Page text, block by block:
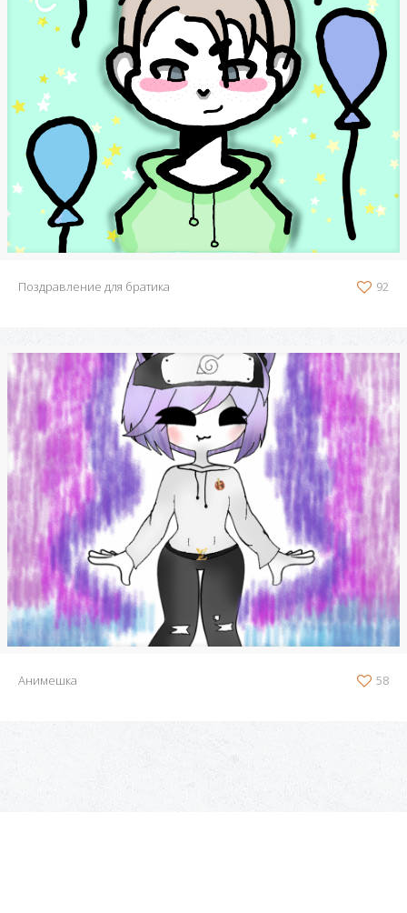
Поздравление для братика 92
Анимешка 58